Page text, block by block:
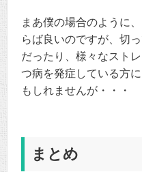
まあ僕の場合のように
らば良いのですが、切
だったり、様々なスト
つ病を発症している方
もしれませんが・・・
まとめ